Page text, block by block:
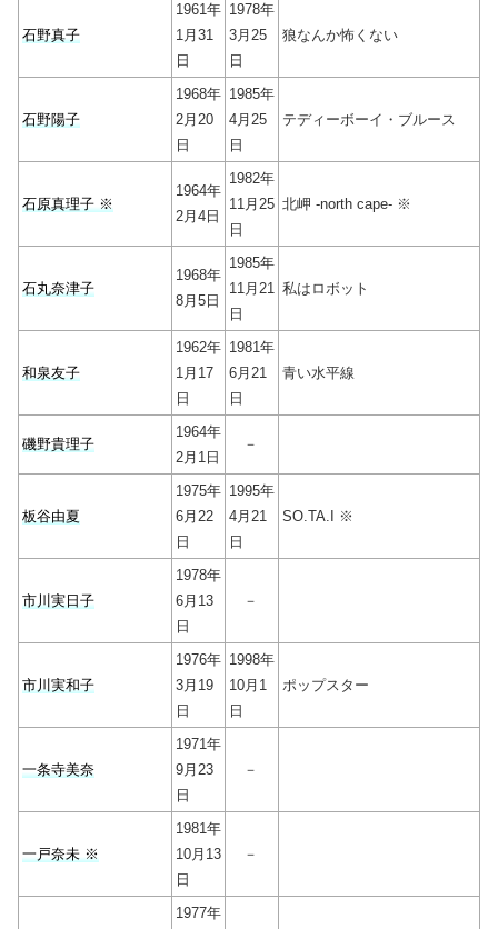
石野真子
1961年
1月31
日
1978年
3月25
日
狼なんか怖くない
石野陽子
1968年
2月20
日
1985年
4月25
日
テディーボーイ・ブルース
石原真理子 ※
1964年
2月4日
1982年
11月25
日
北岬 -north cape- ※
石丸奈津子
1968年
8月5日
1985年
11月21
日
私はロボット
和泉友子
1962年
1月17
日
1981年
6月21
日
青い水平線
磯野貴理子
1964年
2月1日
－
板谷由夏
1975年
6月22
日
1995年
4月21
日
SO.TA.I ※
市川実日子
1978年
6月13
日
－
市川実和子
1976年
3月19
日
1998年
10月1
日
ポップスター
一条寺美奈
1971年
9月23
日
－
一戸奈未 ※
1981年
10月13
日
－
1977年